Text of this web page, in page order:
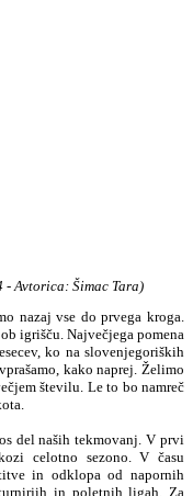
- Avtorica: Šimac Tara)
nazaj vse do prvega kroga.
igrišču. Največjega pomena
ko na slovenjegoriških
kako naprej. Želimo
številu. Le to bo namreč
del naših tekmovanj. V prvi
celotno sezono. V času
in odklopa od napornih
in poletnih ligah. Za